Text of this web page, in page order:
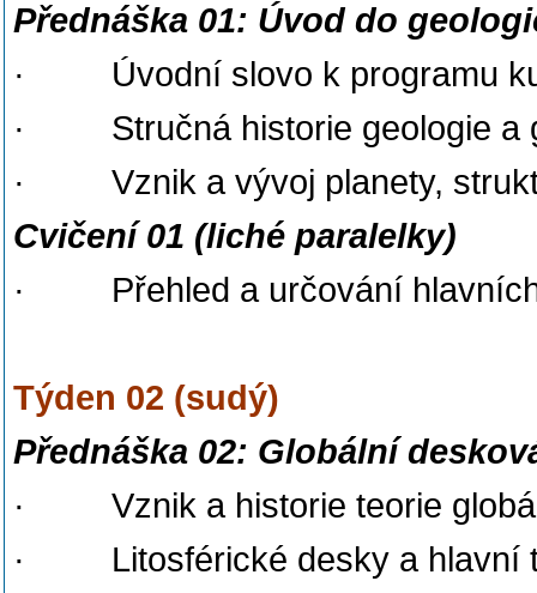
Přednáška 01: Úvod do
· Úvodní slovo k programu
· Stručná historie geologie a
· Vznik a vývoj planety,
Cvičení 01 (liché paralelky)
· Přehled a určování hlavních
Týden 02 (sudý)
Přednáška 02: Globální
· Vznik a historie teorie
· Litosférické desky a hlavní